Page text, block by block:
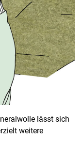
lässt sich
weitere